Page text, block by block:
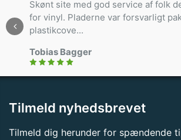
Skønt site med god service af folk
for vinyl. Pladerne var forsvarligt
plastikcove...
Tobias Bagger
Tilmeld nyhedsbrevet
Tilmeld dig herunder for spændende